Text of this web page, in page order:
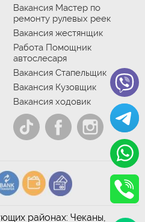
Вакансия Мастер по
ремонту рулевых реек
Вакансия жестянщик
Работа Помощник
автослесаря
Вакансия Стапельщик
Вакансия Кузовщик
Вакансия ходовик
районах: Чеканы,